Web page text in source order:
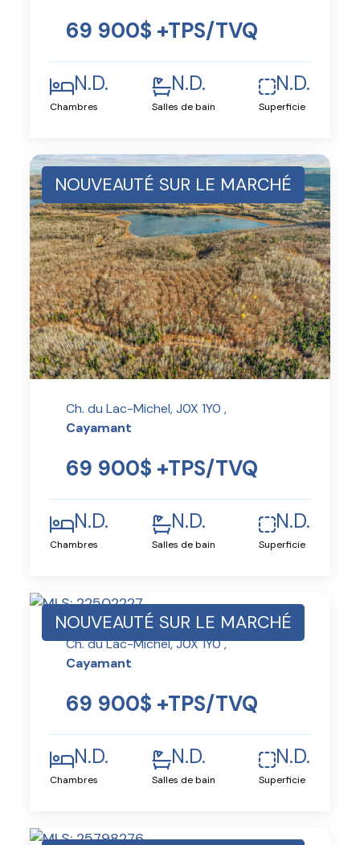
69 900$ +TPS/TVQ
N.D.
Chambres
N.D.
Salles de bain
N.D.
Superficie
NOUVEAUTÉ SUR LE MARCHÉ
Ch. du Lac-Michel, J0X 1Y0 ,
Cayamant
69 900$ +TPS/TVQ
N.D.
Chambres
N.D.
Salles de bain
N.D.
Superficie
NOUVEAUTÉ SUR LE MARCHÉ
Ch. du Lac-Michel, J0X 1Y0 ,
Cayamant
69 900$ +TPS/TVQ
N.D.
Chambres
N.D.
Salles de bain
N.D.
Superficie